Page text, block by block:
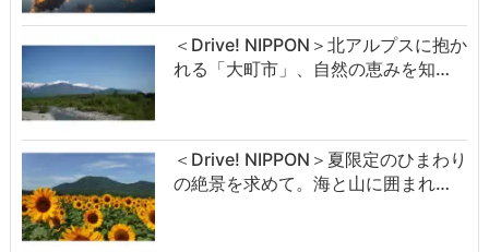
＜Drive! NIPPON＞北アルプスに抱か
れる「大町市」、自然の恵みを知…
＜Drive! NIPPON＞夏限定のひまわり
の絶景を求めて。海と山に囲まれ…